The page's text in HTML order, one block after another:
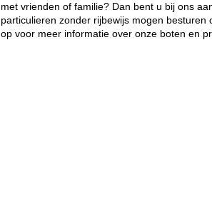
met vrienden of familie? Dan bent u bij ons
particulieren zonder rijbewijs mogen
op voor meer informatie over onze boten en